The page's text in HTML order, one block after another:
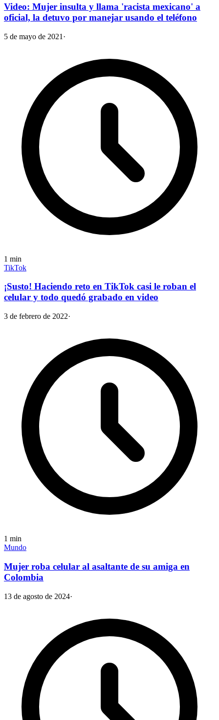
Video: Mujer insulta y llama 'racista mexicano' a
oficial, la detuvo por manejar usando el teléfono
5 de mayo de 2021 ·
1 min
TikTok
¡Susto! Haciendo reto en TikTok casi le roban el
celular y todo quedó grabado en video
3 de febrero de 2022·
1 min
Mundo
Mujer roba celular al asaltante de su amiga en
Colombia
13 de agosto de 2024·